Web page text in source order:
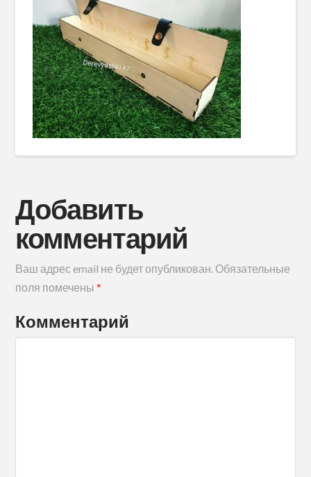
Добавить
комментарий
Ваш адрес email не будет опубликован. Обязательные
поля помечены*
Комментарий